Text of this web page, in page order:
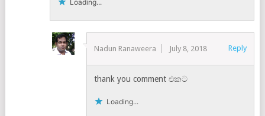
Loading...
Nadun Ranaweera July 8, 2018 Reply
thank you comment එකට
Loading...